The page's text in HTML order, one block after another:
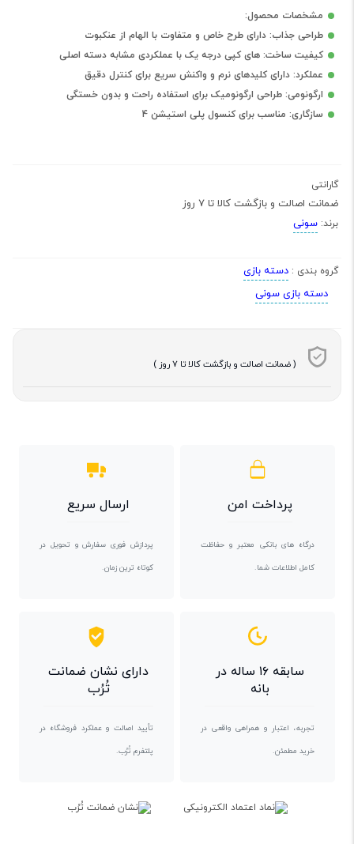
مشخصات محصول:
طراحی جذاب: دارای طرح خاص و متفاوت با الهام از عنکبوت
کیفیت ساخت: های کپی درجه یک با عملکردی مشابه دسته اصلی
عملکرد: دارای کلیدهای نرم و واکنش سریع برای کنترل دقیق
ارگونومی: طراحی ارگونومیک برای استفاده راحت و بدون خستگی
سازگاری: مناسب برای کنسول پلی استیشن 4
گارانتی
ضمانت اصالت و بازگشت کالا تا 7 روز
برند: سونی
گروه بندی : دسته بازی
دسته بازی سونی
( ضمانت اصالت و بازگشت کالا تا 7 روز )
پرداخت امن
درگاه های بانکی معتبر و حفاظت
کامل اطلاعات شما.
ارسال سریع
پردازش فوری سفارش و تحویل در
کوتاه ترین زمان.
سابقه ۱۶ ساله در
بانه
تجربه، اعتبار و همراهی واقعی در
خرید مطمئن.
دارای نشان ضمانت
تُرُب
تأیید اصالت و عملکرد فروشگاه در
پلتفرم تُرُب.